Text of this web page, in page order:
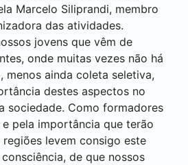
Marcelo Siliprandi, membro
das atividades.
jovens que vêm de
onde muitas vezes não há
menos ainda coleta seletiva,
destes aspectos no
sociedade. Como formadores
pela importância que terão
levem consigo este
de que nossos